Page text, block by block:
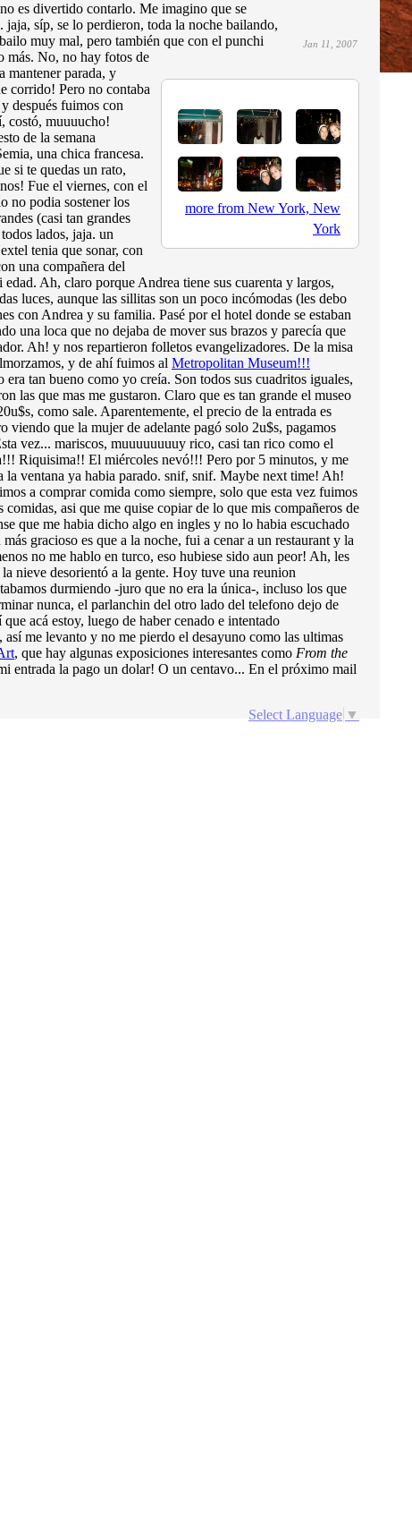
Jan 11, 2007
more from New York, New
York
es divertido contarlo. Me imagino que se
jaja, síp, se lo perdieron, toda la noche bailando,
muy mal, pero también que con el punchi
más. No, no hay fotos de
mantener parada, y
corrido! Pero no contaba
después fuimos con
costó, muuuucho!
de la semana
una chica francesa.
si te quedas un rato,
Fue el viernes, con el
no podia sostener los
(casi tan grandes
lados, jaja. un
tenia que sonar, con
una compañera del
Ah, claro porque Andrea tiene sus cuarenta y largos,
luces, aunque las sillitas son un poco incómodas (les debo
con Andrea y su familia. Pasé por el hotel donde se estaban
una loca que no dejaba de mover sus brazos y parecía que
Ah! y nos repartieron folletos evangelizadores. De la misa
y de ahí fuimos al Metropolitan Museum!!!
tan bueno como yo creía. Son todos sus cuadritos iguales,
las que mas me gustaron. Claro que es tan grande el museo
como sale. Aparentemente, el precio de la entrada es
que la mujer de adelante pagó solo 2u$s, pagamos
vez... mariscos, muuuuuuuuy rico, casi tan rico como el
Riquisima!! El miércoles nevó!!! Pero por 5 minutos, y me
ventana ya habia parado. snif, snif. Maybe next time! Ah!
a comprar comida como siempre, solo que esta vez fuimos
asi que me quise copiar de lo que mis compañeros de
que me habia dicho algo en ingles y no lo habia escuchado
gracioso es que a la noche, fui a cenar a un restaurant y la
no me hablo en turco, eso hubiese sido aun peor! Ah, les
nieve desorientó a la gente. Hoy tuve una reunion
durmiendo -juro que no era la única-, incluso los que
nunca, el parlanchin del otro lado del telefono dejo de
acá estoy, luego de haber cenado e intentado
me levanto y no me pierdo el desayuno como las ultimas
, que hay algunas exposiciones interesantes como From the
entrada la pago un dolar! O un centavo... En el próximo mail
Select Language ▼